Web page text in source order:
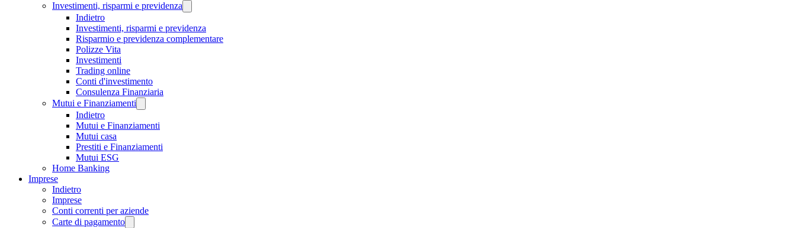
Investimenti, risparmi e previdenza
Indietro
Investimenti, risparmi e previdenza
Risparmio e previdenza complementare
Polizze Vita
Investimenti
Trading online
Conti d'investimento
Consulenza Finanziaria
Mutui e Finanziamenti
Indietro
Mutui e Finanziamenti
Mutui casa
Prestiti e Finanziamenti
Mutui ESG
Home Banking
Imprese
Indietro
Imprese
Conti correnti per aziende
Carte di pagamento